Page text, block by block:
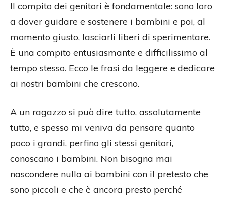
Il compito dei genitori è fondamentale: sono loro
a dover guidare e sostenere i bambini e poi, al
momento giusto, lasciarli liberi di sperimentare.
È una compito entusiasmante e difficilissimo al
tempo stesso. Ecco le frasi da leggere e dedicare
ai nostri bambini che crescono.
A un ragazzo si può dire tutto, assolutamente
tutto, e spesso mi veniva da pensare quanto
poco i grandi, perfino gli stessi genitori,
conoscano i bambini. Non bisogna mai
nascondere nulla ai bambini con il pretesto che
sono piccoli e che è ancora presto perché